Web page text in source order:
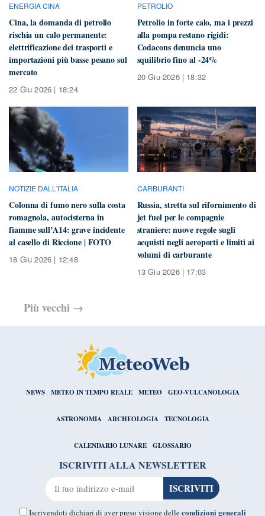
ENERGIA CINA
Cina, la domanda di petrolio
rischia un calo permanente:
elettrificazione dei trasporti e
importazioni più basse pesano sul
mercato
22 Giu 2026 | 18:24
PETROLIO
Petrolio in forte calo, ma i prezzi
alla pompa restano rigidi:
Codacons denuncia uno
squilibrio fino al -24%
20 Giu 2026 | 18:32
NOTIZIE DALL'ITALIA
Colonna di fumo nero sulla costa
romagnola, autocisterna in
fiamme sull’A14: grave incidente
al casello di Riccione | FOTO
18 Giu 2026 | 12:48
CARBURANTI
Russia, stretta sul rifornimento di
jet fuel per le compagnie
straniere: nuove regole sugli
acquisti negli aeroporti e limiti ai
volumi di carburante
13 Giu 2026 | 17:03
Più vecchi →
NEWS METEO IN TEMPO REALE METEO GEO-VULCANOLOGIA
ASTRONOMIA ARCHEOLOGIA TECNOLOGIA
CALENDARIO LUNARE GLOSSARIO
ISCRIVITI ALLA NEWSLETTER
Iscrivendoti dichiari di aver preso visione dellecondizioni generali